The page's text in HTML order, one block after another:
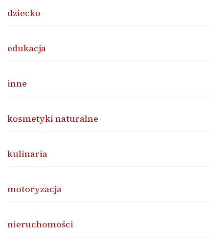
dziecko
edukacja
inne
kosmetyki naturalne
kulinaria
motoryzacja
nieruchomości